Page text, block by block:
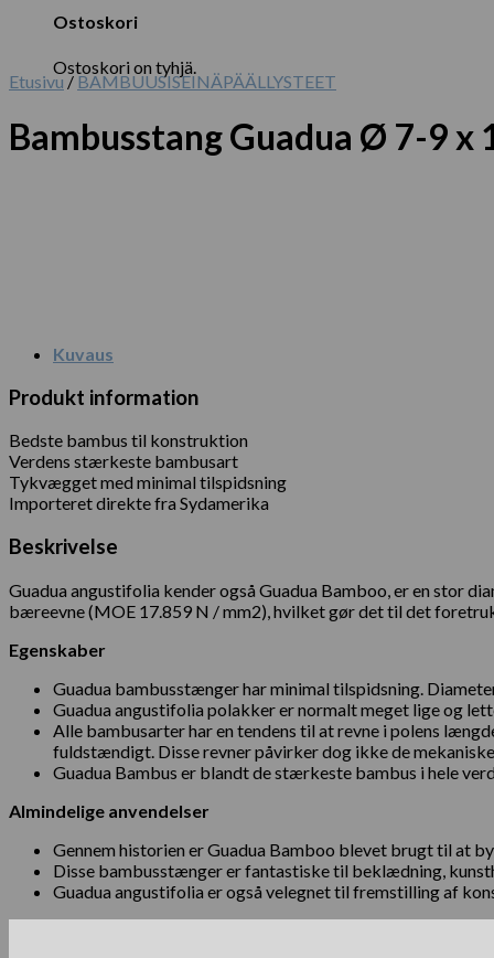
Ostoskori
Ostoskori on tyhjä.
Etusivu /BAMBUUSISEINÄPÄÄLLYSTEET
Bambusstang Guadua Ø 7-9 x
Kuvaus
Produkt information
Bedste bambus til konstruktion
Verdens stærkeste bambusart
Tykvægget med minimal tilspidsning
Importeret direkte fra Sydamerika
Beskrivelse
Guadua angustifolia kender også Guadua Bamboo, er en stor
bæreevne (MOE 17.859 N / mm2), hvilket gør det til det
Egenskaber
Guadua bambusstænger har minimal tilspidsning.
Guadua angustifolia polakker er normalt meget lige og
Alle bambusarter har en tendens til at revne i polens
fuldstændigt. Disse revner påvirker dog ikke de
Guadua Bambus er blandt de stærkeste bambus i hele
Almindelige anvendelser
Gennem historien er Guadua Bamboo blevet brugt til at
Disse bambusstænger er fantastiske til beklædning,
Guadua angustifolia er også velegnet til fremstilling af